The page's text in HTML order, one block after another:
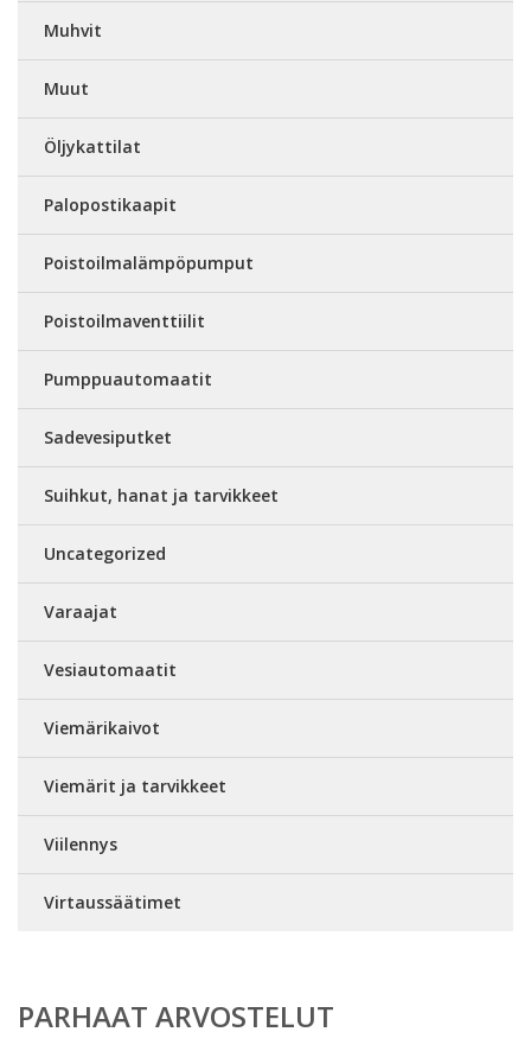
Muhvit
Muut
Öljykattilat
Palopostikaapit
Poistoilmalämpöpumput
Poistoilmaventtiilit
Pumppuautomaatit
Sadevesiputket
Suihkut, hanat ja tarvikkeet
Uncategorized
Varaajat
Vesiautomaatit
Viemärikaivot
Viemärit ja tarvikkeet
Viilennys
Virtaussäätimet
PARHAAT ARVOSTELUT